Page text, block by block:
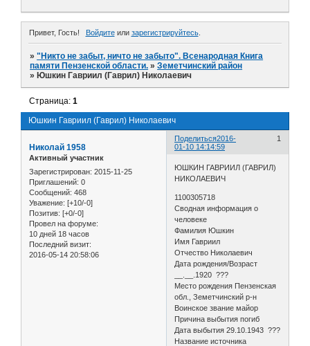
Привет, Гость! Войдитеили зарегистрируйтесь.
»"Никто не забыт, ничто не забыто". Всенародная Книга
памяти Пензенской области. »Земетчинский район
» Юшкин Гавриил (Гаврил) Николаевич
Юшкин Гавриил (Гаврил) Николаевич
Страница:1
Поделиться 1
2016-
01-10 14:14:59
Николай 1958
Активный участник
Зарегистрирован: 2015-11-25
Приглашений: 0
Сообщений: 468
Уважение: [+10/-0]
Позитив: [+0/-0]
Провел на форуме:
10 дней 18 часов
Последний визит:
2016-05-14 20:58:06
ЮШКИН ГАВРИИЛ (ГАВРИЛ)
НИКОЛАЕВИЧ
1100305718
Сводная информация о
человеке
Фамилия Юшкин
Имя Гавриил
Отчество Николаевич
Дата рождения/Возраст
__.__.1920 ???
Место рождения Пензенская
обл., Земетчинский р-н
Воинское звание майор
Причина выбытия погиб
Дата выбытия 29.10.1943 ???
Название источника